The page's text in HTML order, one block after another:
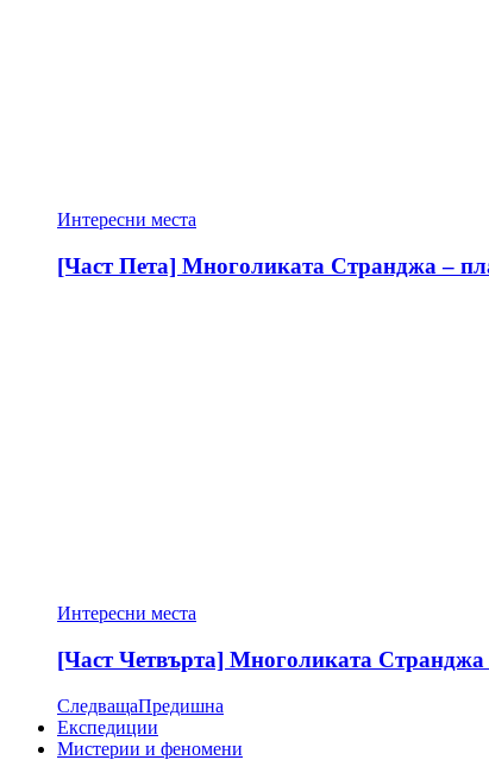
Интересни места
[Част Пета] Многоликата Странджа –
Интересни места
[Част Четвърта] Многоликата Странджа
СледващаПредишна
Експедиции
Мистерии и феномени